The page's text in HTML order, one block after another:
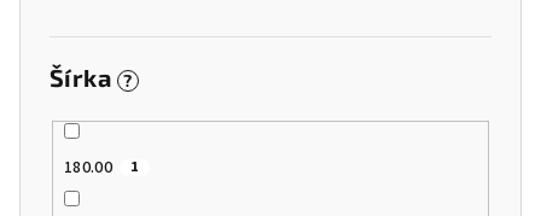
Šírka ?
180.00 1